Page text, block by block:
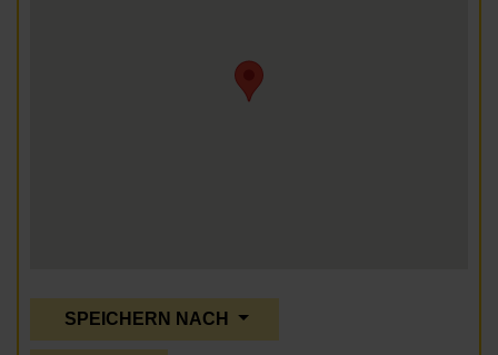
SPEICHERN NACH